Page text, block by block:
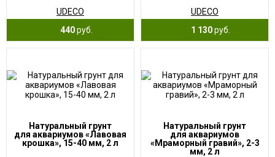
UDECO
440руб.
UDECO
1 130руб.
Натуральный грунт
для аквариумов «Лавовая
крошка», 15-40 мм, 2 л
Натуральный грунт
для аквариумов
«Мраморный гравий», 2-3
мм, 2 л